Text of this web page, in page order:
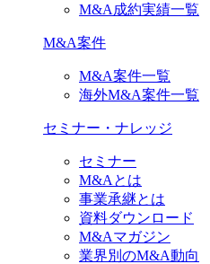
M&A成約実績一覧
M&A案件
M&A案件一覧
海外M&A案件一覧
セミナー・ナレッジ
セミナー
M&Aとは
事業承継とは
資料ダウンロード
M&Aマガジン
業界別のM&A動向